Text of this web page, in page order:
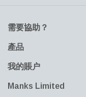
需要協助？
產品
我的賬户
Manks Limited